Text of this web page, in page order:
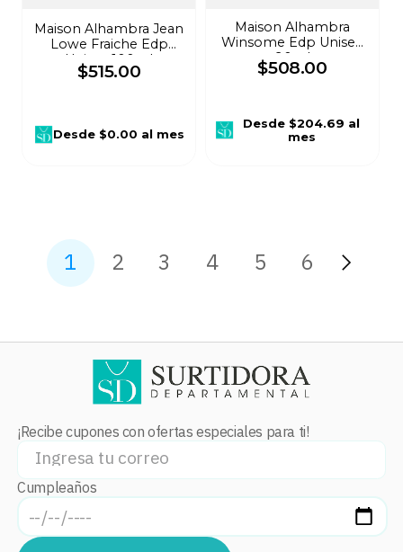
Maison Alhambra Jean
Lowe Fraiche Edp
Unisex 100ml
$515.00
Desde$0.00 al mes
Maison Alhambra
Winsome Edp Unisex
90ml
$508.00
Desde $204.69 al
mes
1 2 3 4 5 6
¡Recibe cupones con ofertas especiales para ti!
Cumpleaños